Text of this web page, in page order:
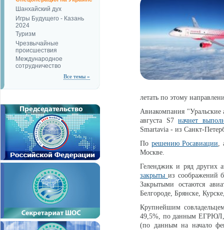
Шанхайский дух
Игры Будущего - Казань
2024
Туризм
Чрезвычайные
происшествия
Международное
сотрудничество
Все темы »
летать по этому
Авиакомпания
августа S7начнет
Smartavia - из Санкт-
По решению Росавиации,
Москве.
Геленджик и ряд других
закрыты из соображений
Закрытыми остаются
Белгороде, Брянске,
Крупнейшим
49,5%, по данным ЕГРЮЛ,
(по данным на начало